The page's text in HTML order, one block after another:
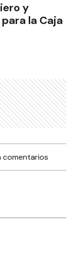
y
la Caja
comentarios